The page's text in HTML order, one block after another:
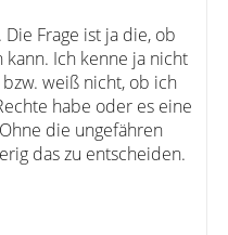
Frage ist ja die, ob
Ich kenne ja nicht
weiß nicht, ob ich
habe oder es eine
die ungefähren
das zu entscheiden.